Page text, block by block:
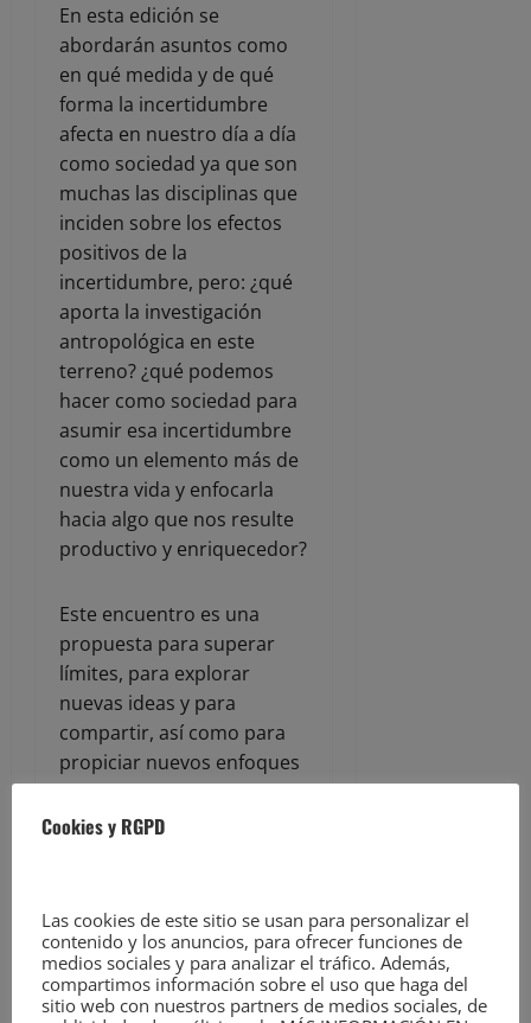
En esta edición se
abordarán asuntos como
en qué medida y de qué
forma la incertidumbre
afecta en nuestro día a día
como sociedad ya que son
muchas las disciplinas que
inciden sobre los efectos
positivos de la
incertidumbre, pero: ¿qué
aporta la investigación
antropológica en este
terreno? ¿qué podemos
hacer como sociedad para
asumir esa incertidumbre
como un elemento más de
nuestra vida y enfocarla
hacia algo que nos resulte
productivo y enriquecedor?
Este encuentro es una
propuesta para superar
límites, para explorar
nuevas ideas y para
compartir, así como para
propiciar nuevos enfoques
que analicen aspectos y
dimensiones
del congreso.
La reunión está dirigida a
todas aquellas personas,
Cookies y RGPD
Las cookies de este sitio se usan para personalizar el
contenido y los anuncios, para ofrecer funciones de
medios sociales y para analizar el tráfico. Además,
compartimos información sobre el uso que haga del
sitio web con nuestros partners de medios sociales, de